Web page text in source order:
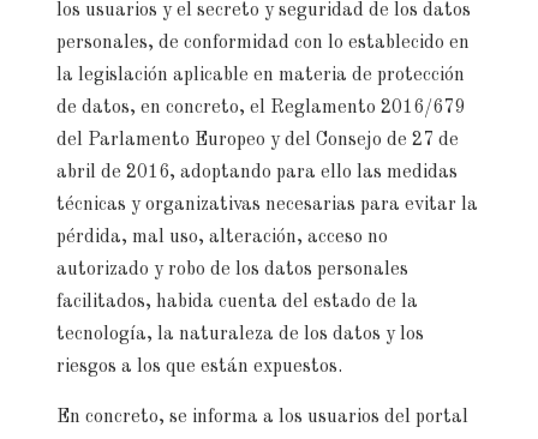
los usuarios y el secreto y seguridad de los datos
personales, de conformidad con lo establecido en
la legislación aplicable en materia de protección
de datos, en concreto, el Reglamento 2016/679
del Parlamento Europeo y del Consejo de 27 de
abril de 2016, adoptando para ello las medidas
técnicas y organizativas necesarias para evitar la
pérdida, mal uso, alteración, acceso no
autorizado y robo de los datos personales
facilitados, habida cuenta del estado de la
tecnología, la naturaleza de los datos y los
riesgos a los que están expuestos.
En concreto, se informa a los usuarios del portal